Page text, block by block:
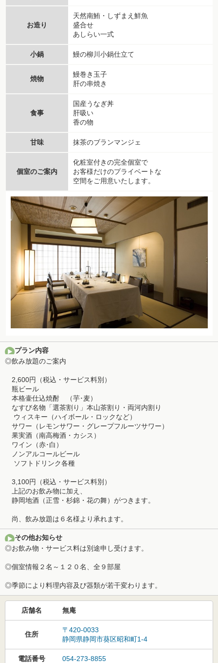
お造り
天然南鮪・しずまえ鮮魚
盛合せ
あしらい一式
小鍋 鰻の柳川小鍋仕立て
焼物
鰻巻き玉子
肝の串焼き
食事
国産うなぎ丼
肝吸い
香の物
甘味 抹茶のブランマンジェ
個室のご案内
化粧室付きの完全個室で
お客様だけのプライベートな
空間をご用意いたします。
プラン内容
◎飲み放題のご案内
2,600円（税込・サービス料別）
瓶ビール
本格壷仕込焼酎 （芋･麦）
なすび名物「選茶割り」本山茶割り・両河内割り
ウィスキー（ハイボール・ロックなど）
サワー（レモンサワー・グレープフルーツサワー）
果実酒（南高梅酒・カシス）
ワイン（赤･白）
ノンアルコールビール
ソフトドリンク各種
3,100円（税込・サービス料別）
上記のお飲み物に加え、
静岡地酒（正雪・杉錦・花の舞）がつきます。
尚、飲み放題は６名様より承れます。
その他お知らせ
◎お飲み物・サービス料は別途申し受けます。
◎個室情報２名～１２０名、全９部屋
◎季節により料理内容及び器類が若干変わります。
店舗名 無庵
住所
〒420-0033
静岡県静岡市葵区昭和町1-4
電話番号 054-273-8855